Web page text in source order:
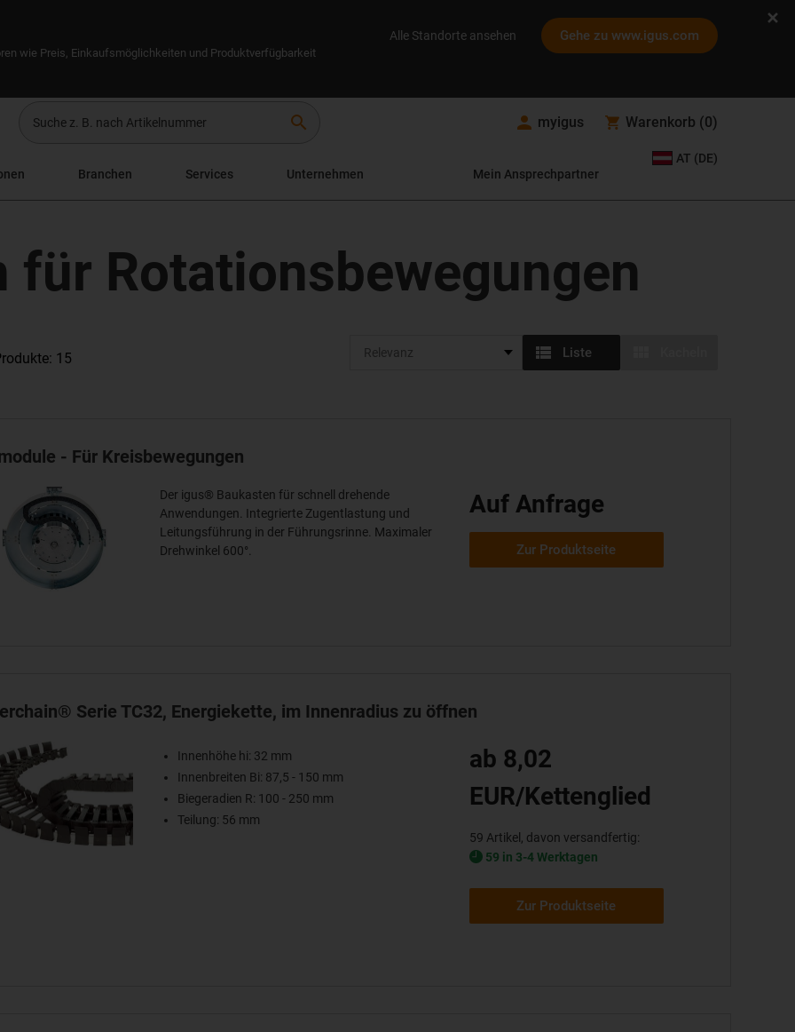
wie Preis, Einkaufsmöglichkeiten und Produktverfügbarkeit
Alle Standorte ansehen Gehe zu www.igus.com
search myigus Warenkorb (0)
Branchen Services Unternehmen Mein Ansprechpartner
AT (DE)
für Rotationsbewegungen
Liste
15
- Für Kreisbewegungen
Der igus® Baukasten für schnell drehende
Anwendungen. Integrierte Zugentlastung und
Leitungsführung in der Führungsrinne. Maximaler
Drehwinkel 600°.
Auf Anfrage
Zur Produktseite
Serie TC32, Energiekette, im Innenradius zu öffnen
Innenhöhe hi: 32 mm
Innenbreiten Bi: 87,5 - 150 mm
Biegeradien R: 100 - 250 mm
Teilung: 56 mm
ab 8,02
EUR/Kettenglied
59 Artikel, davon versandfertig:
59 in 3-4 Werktagen
Zur Produktseite